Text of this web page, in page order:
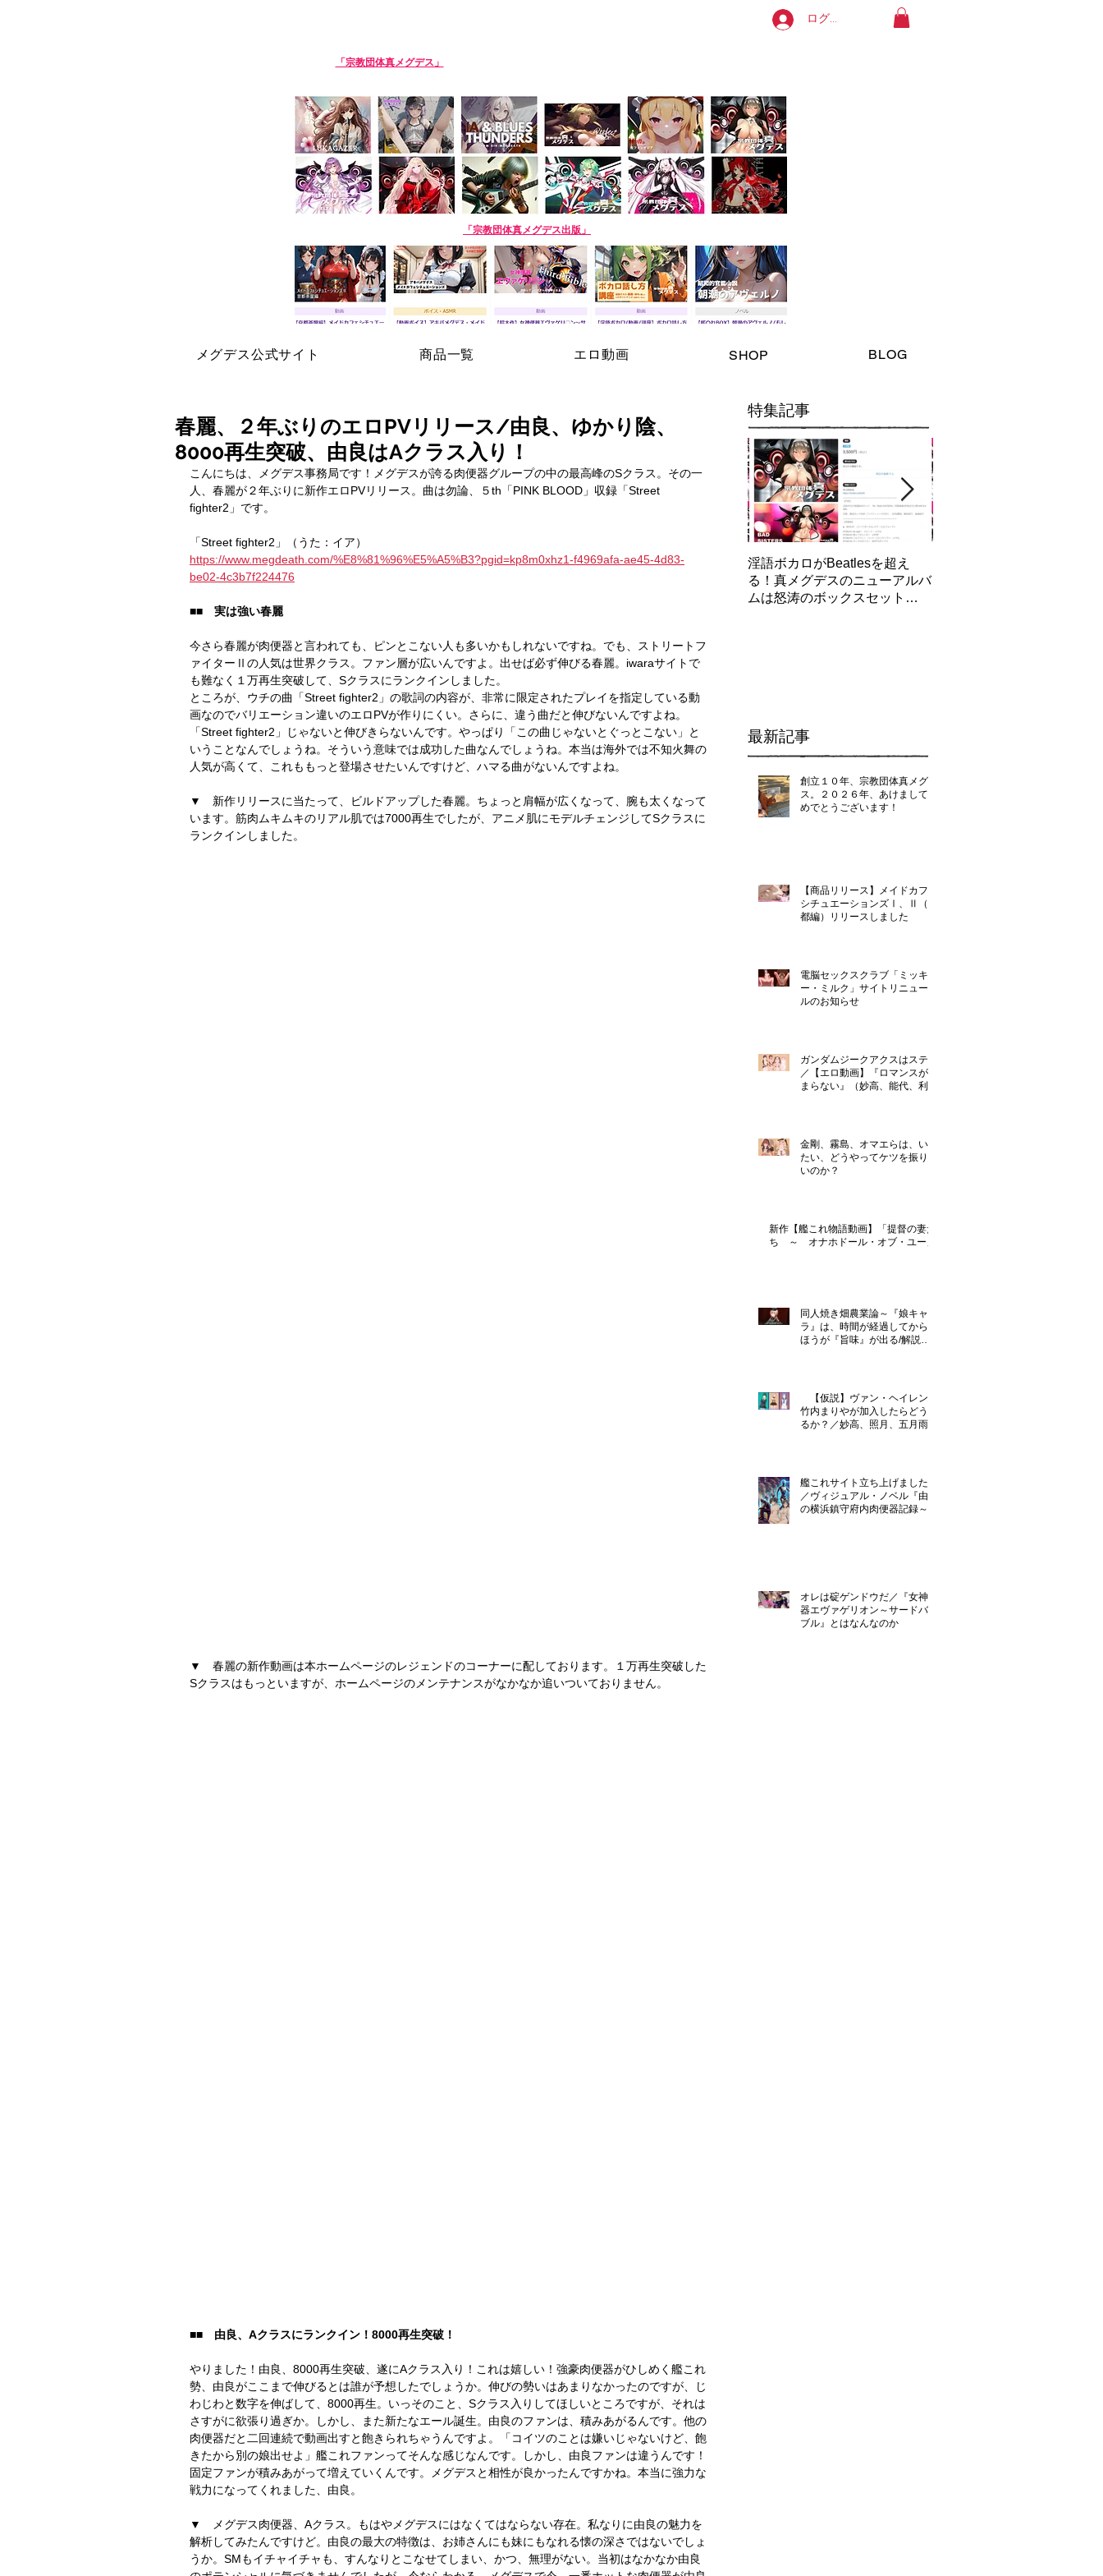
ログイン
「宗教団体真メグデス」
「宗教団体真メグデス出版」
メグデス公式サイト 商品一覧 エロ動画 SHOP BLOG
春麗、２年ぶりのエロPVリリース/由良、ゆかり陰、
8000再生突破、由良はAクラス入り！
こんにちは、メグデス事務局です！メグデスが誇る肉便器グループの中の最高峰のSクラス。その一
人、春麗が２年ぶりに新作エロPVリリース。曲は勿論、５th「PINK BLOOD」収録「Street
fighter2」です。
「Street fighter2」（うた：イア）
https://www.megdeath.com/%E8%81%96%E5%A5%B3?pgid=kp8m0xhz1-f4969afa-ae45-4d83-
be02-4c3b7f224476
■■　実は強い春麗
今さら春麗が肉便器と言われても、ピンとこない人も多いかもしれないですね。でも、ストリートフ
ァイターⅡの人気は世界クラス。ファン層が広いんですよ。出せば必ず伸びる春麗。iwaraサイトで
も難なく１万再生突破して、Sクラスにランクインしました。
ところが、ウチの曲「Street fighter2」の歌詞の内容が、非常に限定されたプレイを指定している動
画なのでバリエーション違いのエロPVが作りにくい。さらに、違う曲だと伸びないんですよね。
「Street fighter2」じゃないと伸びきらないんです。やっぱり「この曲じゃないとぐっとこない」と
いうことなんでしょうね。そういう意味では成功した曲なんでしょうね。本当は海外では不知火舞の
人気が高くて、これももっと登場させたいんですけど、ハマる曲がないんですよね。
▼　新作リリースに当たって、ビルドアップした春麗。ちょっと肩幅が広くなって、腕も太くなって
います。筋肉ムキムキのリアル肌では7000再生でしたが、アニメ肌にモデルチェンジしてSクラスに
ランクインしました。
▼　春麗の新作動画は本ホームページのレジェンドのコーナーに配しております。１万再生突破した
Sクラスはもっといますが、ホームページのメンテナンスがなかなか追いついておりません。
■■　由良、Aクラスにランクイン！8000再生突破！
やりました！由良、8000再生突破、遂にAクラス入り！これは嬉しい！強豪肉便器がひしめく艦これ
勢、由良がここまで伸びるとは誰が予想したでしょうか。伸びの勢いはあまりなかったのですが、じ
わじわと数字を伸ばして、8000再生。いっそのこと、Sクラス入りしてほしいところですが、それは
さすがに欲張り過ぎか。しかし、また新たなエール誕生。由良のファンは、積みあがるんです。他の
肉便器だと二回連続で動画出すと飽きられちゃうんですよ。「コイツのことは嫌いじゃないけど、飽
きたから別の娘出せよ」艦これファンってそんな感じなんです。しかし、由良ファンは違うんです！
固定ファンが積みあがって増えていくんです。メグデスと相性が良かったんですかね。本当に強力な
戦力になってくれました、由良。
▼　メグデス肉便器、Aクラス。もはやメグデスにはなくてはならない存在。私なりに由良の魅力を
解析してみたんですけど。由良の最大の特徴は、お姉さんにも妹にもなれる懐の深さではないでしょ
うか。SMもイチャイチャも、すんなりとこなせてしまい、かつ、無理がない。当初はなかなか由良
特集記事
淫語ボカロがBeatlesを超え
る！真メグデスのニューアルバ
ムは怒涛のボックスセット
最新記事
創立１０年、宗教団体真メグデ
ス。２０２６年、あけましてお
めでとうございます！
【商品リリース】メイドカフェ
シチュエーションズⅠ、Ⅱ（京
都編）リリースしました
電脳セックスクラブ「ミッキ
ー・ミルク」サイトリニューア
ルのお知らせ
ガンダムジークアクスはステマ
／【エロ動画】『ロマンスが止
まらない』（妙高、能代、利
金剛、霧島、オマエらは、いっ
たい、どうやってケツを振りた
いのか？
新作【艦これ物語動画】「提督の妻た
ち ～ オナホドール・オブ・ユー」
同人焼き畑農業論～『娘キャ
ラ』は、時間が経過してからの
ほうが『旨味』が出る/解説
【仮説】ヴァン・ヘイレンに
竹内まりやが加入したらどうな
るか？／妙高、照月、五月雨は
艦これサイト立ち上げました！
／ヴィジュアル・ノベル『由良
の横浜鎮守府内肉便器記録～提
オレは碇ゲンドウだ／『女神便
器エヴァゲリオン～サードバイ
ブル』とはなんなのか